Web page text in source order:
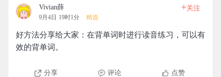
Vivian薛
9月4日 19时1分 精选
+关注
好方法分享给大家：在背单词时进行读音练习，可以有
效的背单词。
分享 评论 点赞